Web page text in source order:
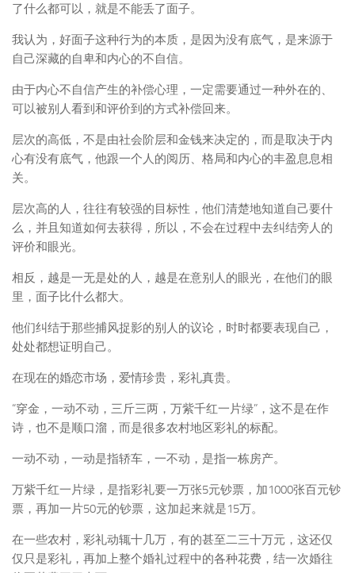
了什么都可以，就是不能丢了面子。
我认为，好面子这种行为的本质，是因为没有底气，是来源于
自己深藏的自卑和内心的不自信。
由于内心不自信产生的补偿心理，一定需要通过一种外在的、
可以被别人看到和评价到的方式补偿回来。
层次的高低，不是由社会阶层和金钱来决定的，而是取决于内
心有没有底气，他跟一个人的阅历、格局和内心的丰盈息息相
关。
层次高的人，往往有较强的目标性，他们清楚地知道自己要什
么，并且知道如何去获得，所以，不会在过程中去纠结旁人的
评价和眼光。
相反，越是一无是处的人，越是在意别人的眼光，在他们的眼
里，面子比什么都大。
他们纠结于那些捕风捉影的别人的议论，时时都要表现自己，
处处都想证明自己。
在现在的婚恋市场，爱情珍贵，彩礼真贵。
“穿金，一动不动，三斤三两，万紫千红一片绿”，这不是在作
诗，也不是顺口溜，而是很多农村地区彩礼的标配。
一动不动，一动是指轿车，一不动，是指一栋房产。
万紫千红一片绿，是指彩礼要一万张5元钞票，加1000张百元钞
票，再加一片50元的钞票，这加起来就是15万。
在一些农村，彩礼动辄十几万，有的甚至二三十万元，这还仅
仅只是彩礼，再加上整个婚礼过程中的各种花费，结一次婚往